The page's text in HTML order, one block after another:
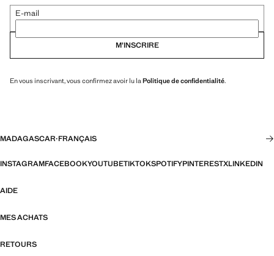
E-mail
M’INSCRIRE
En vous inscrivant, vous confirmez avoir lu la Politique de confidentialité.
MADAGASCAR·FRANÇAIS
INSTAGRAMFACEBOOKYOUTUBETIKTOKSPOTIFYPINTERESTXLINKEDIN
AIDE
MES ACHATS
RETOURS